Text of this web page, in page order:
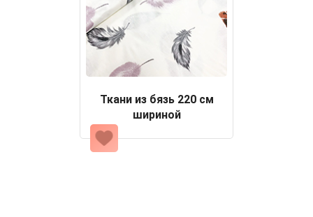
Ткани из бязь 220 см
шириной